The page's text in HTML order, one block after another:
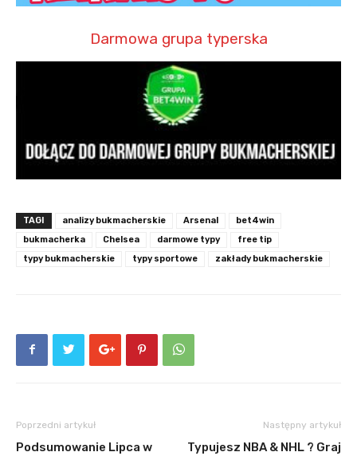
Darmowa grupa typerska
TAGI analizy bukmacherskie Arsenal
bet4win
bukmacherka
Chelsea darmowe typy
free tip
typy bukmacherskie
typy sportowe zakłady bukmacherskie
Poprzedni artykuł
Podsumowanie Lipca w
Następny artykuł
Typujesz NBA & NHL ? Graj